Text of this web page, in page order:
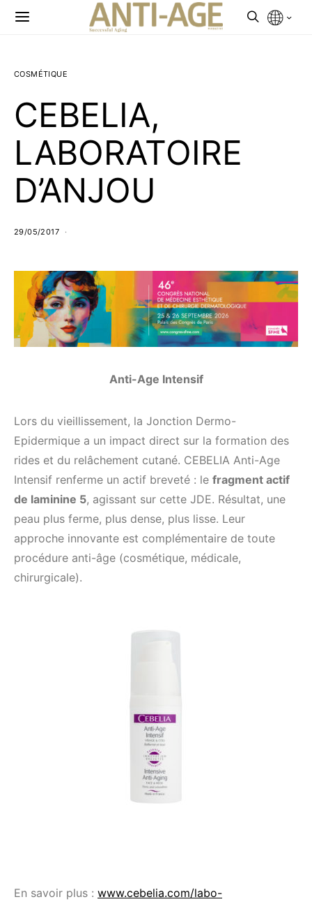
COSMÉTIQUE
CEBELIA,
LABORATOIRE
D’ANJOU
29/05/2017
Anti-Age Intensif
Lors du vieillissement, la Jonction Dermo-
Epidermique a un impact direct sur la formation des
rides et du relâchement cutané. CEBELIA Anti-Age
Intensif renferme un actif breveté : le fragment actif
de laminine 5, agissant sur cette JDE. Résultat, une
peau plus ferme, plus dense, plus lisse. Leur
approche innovante est complémentaire de toute
procédure anti-âge (cosmétique, médicale,
chirurgicale).
En savoir plus : www.cebelia.com/labo-